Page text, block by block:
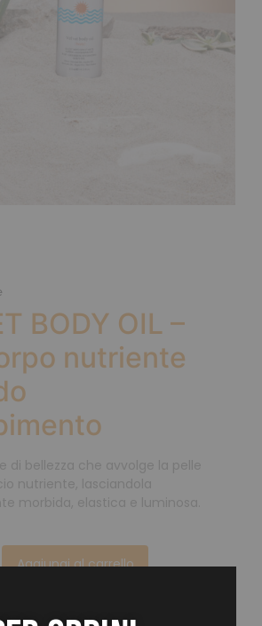
BODY OIL –
nutriente
Aggiungi al carrello